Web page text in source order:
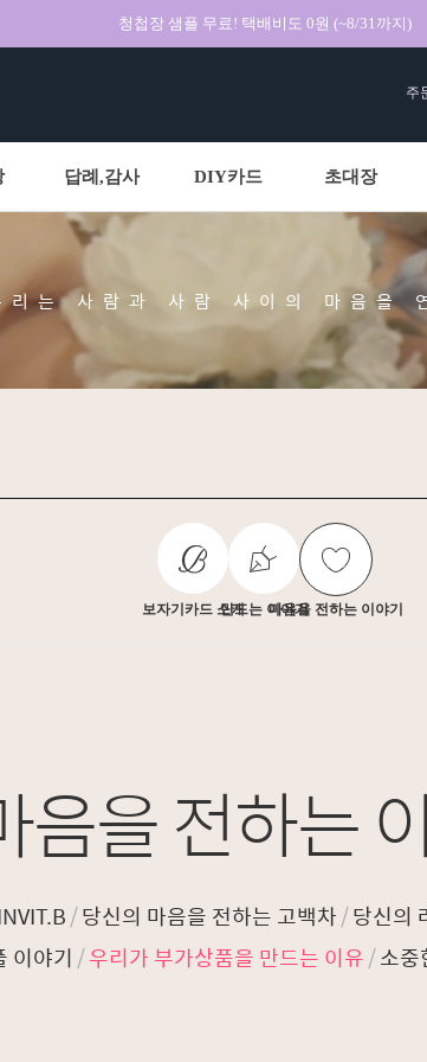
청첩장 샘플 무료! 택배비도 0원 (~8/31까지)
주
답례,감사 DIY카드 초대장
리는 사람과 사람 사이의 마음을
보자기카드 소개만드는 이야기마음을 전하는 이야기
음을 전하는
/당신의 마음을 전하는 고백차/당신의
이야기 /우리가 부가상품을 만드는 이유/소중